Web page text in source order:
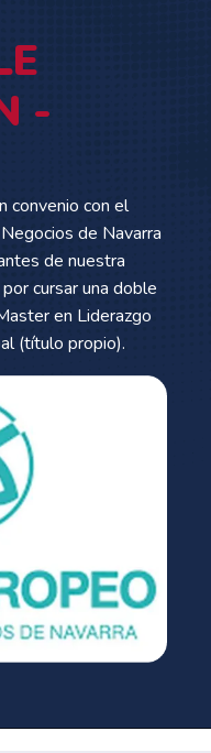
-
convenio con el
de Navarra
de nuestra
cursar una doble
en Liderazgo
(título propio).